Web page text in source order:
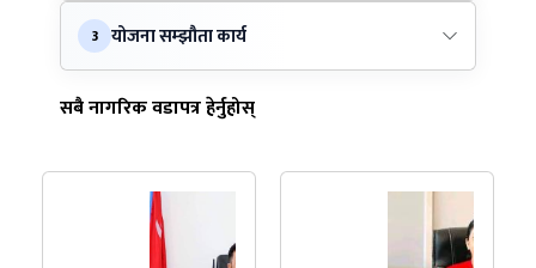
3 योजना सम्झौता कार्य
सबै नागरिक वडापत्र हेर्नुहोस्